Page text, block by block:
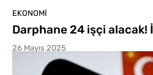
EKONOMI
Darphane 24 işçi
26 Mayıs 2025